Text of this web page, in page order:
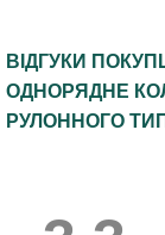
ВІДГУКИ
ОДНОРЯДНЕ
РУЛОННОГО